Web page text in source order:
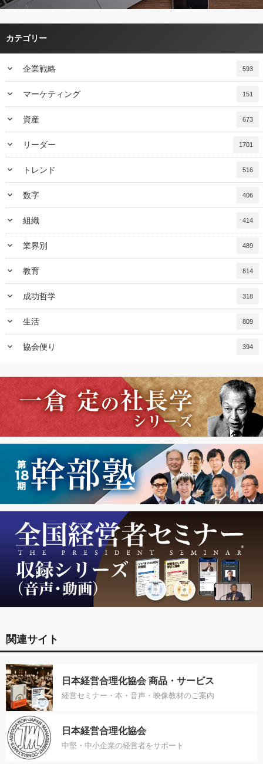
カテゴリー
keyboard_arrow_down 企業戦略 593
keyboard_arrow_down マーケティング 151
keyboard_arrow_down 資産 673
keyboard_arrow_down リーダー 1701
keyboard_arrow_down トレンド 516
keyboard_arrow_down 数字 406
keyboard_arrow_down 組織 414
keyboard_arrow_down 業界別 489
keyboard_arrow_down 教育 814
keyboard_arrow_down 成功哲学 318
keyboard_arrow_down 生活 809
keyboard_arrow_down 協会便り 394
関連サイト
日本経営合理化協会 商品・サービス
経営セミナー・本・音声・映像教材のご案内
日本経営合理化協会
中堅・中小企業の経営者をサポート